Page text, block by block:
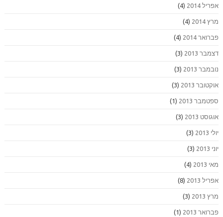
אפריל 2014 (4)
מרץ 2014 (4)
פברואר 2014 (4)
דצמבר 2013 (3)
נובמבר 2013 (3)
אוקטובר 2013 (3)
ספטמבר 2013 (1)
אוגוסט 2013 (3)
יולי 2013 (3)
יוני 2013 (3)
מאי 2013 (4)
אפריל 2013 (8)
מרץ 2013 (3)
פברואר 2013 (1)